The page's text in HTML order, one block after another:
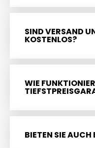
SIND VERSAND
KOSTENLOS?
WIE
BIETEN SIE